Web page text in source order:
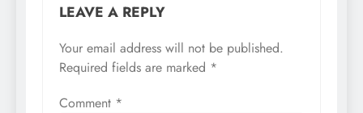
LEAVE A REPLY
Your email address will not be published.
Required fields are marked *
Comment *